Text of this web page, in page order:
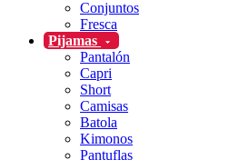
Conjuntos
Fresca
Pijamas
Pantalón
Capri
Short
Camisas
Batola
Kimonos
Pantuflas